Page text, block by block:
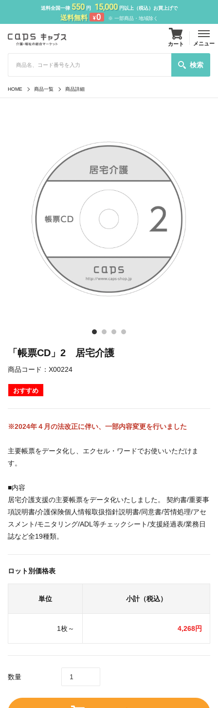
送料全国一律 550円 15,000円以上（税込）お買上げで
送料無料 ¥0 ※ 一部商品・地域除く
検索
カート メニュー
HOME 商品一覧 商品詳細
「帳票CD」2 居宅介護
商品コード： X00224
おすすめ
※2024年４月の法改正に伴い、一部内容変更を行いました
主要帳票をデータ化し、エクセル・ワードでお使いいただけま
す。
■内容
居宅介護支援の主要帳票をデータ化いたしました。 契約書/重要事
項説明書/介護保険個人情報取扱指針説明書/同意書/苦情処理/アセ
スメント/モニタリング/ADL等チェックシート/支援経過表/業務日
誌など全19種類。
ロット別価格表
単位 小計（税込）
1枚～ 4,268円
数量